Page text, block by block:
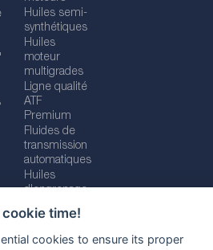
time!
cookies to ensure its proper
Huiles semi-
synthétiques
Huiles
moteur
multigrades
Ligne qualité
ATF
Premium
Fluides de
transmission
automatiques
Huiles
d'engrenage